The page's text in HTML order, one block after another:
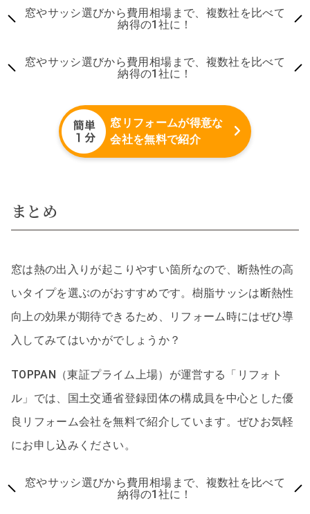
窓やサッシ選びから費用相場まで、複数社を比べて
納得の1社に！
窓やサッシ選びから費用相場まで、複数社を比べて
納得の1社に！
窓リフォームが得意な
会社を無料で紹介
まとめ
窓は熱の出入りが起こりやすい箇所なので、断熱性の高
いタイプを選ぶのがおすすめです。樹脂サッシは断熱性
向上の効果が期待できるため、リフォーム時にはぜひ導
入してみてはいかがでしょうか？
TOPPAN（東証プライム上場）が運営する「リフォト
ル」では、国土交通省登録団体の構成員を中心とした優
良リフォーム会社を無料で紹介しています。ぜひお気軽
にお申し込みください。
窓やサッシ選びから費用相場まで、複数社を比べて
納得の1社に！